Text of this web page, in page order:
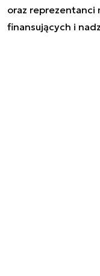
oraz
finansujących i